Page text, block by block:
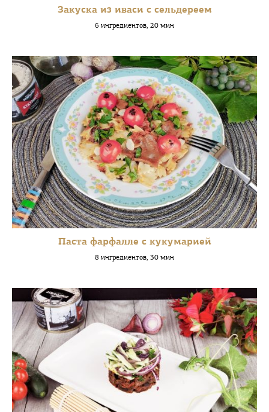
Закуска из иваси с сельдереем
6 ингредиентов, 20 мин
Паста фарфалле с кукумарией
8 ингредиентов, 30 мин